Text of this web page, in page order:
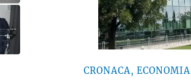
CRONACA, ECONOMIA